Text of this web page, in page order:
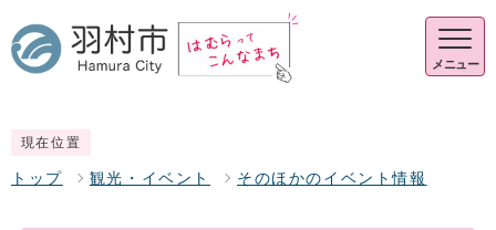
メニュー
現在位置
トップ 観光・イベント そのほかのイベント情報